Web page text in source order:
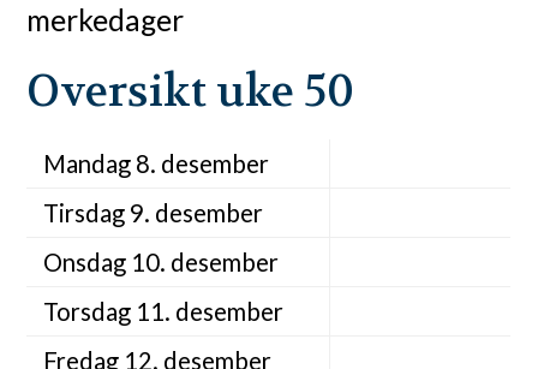
merkedager
Oversikt uke 50
Mandag 8. desember
Tirsdag 9. desember
Onsdag 10. desember
Torsdag 11. desember
Fredag 12. desember